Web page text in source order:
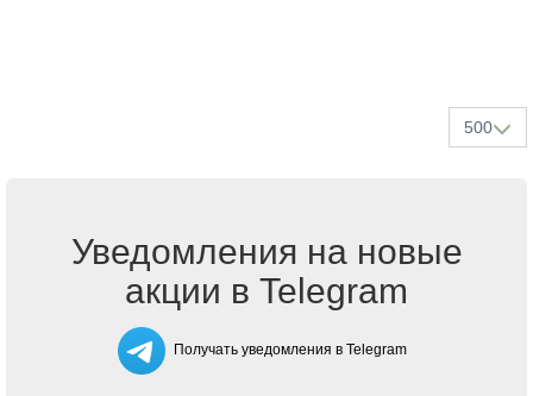
500
Уведомления на новые
акции в Telegram
Получать уведомления в Telegram